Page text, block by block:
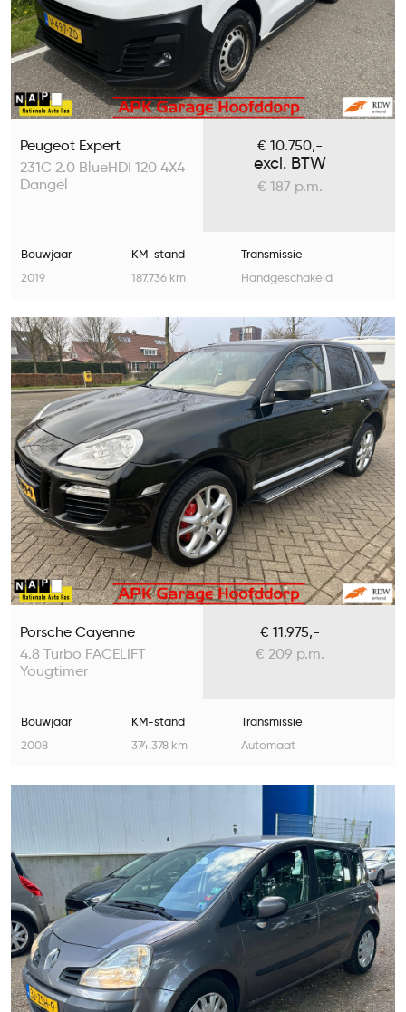
Peugeot Expert
231C 2.0 BlueHDI 120 4X4
Dangel
€ 10.750,-
excl. BTW
€ 187 p.m.
Bouwjaar
2019
KM-stand
187.736 km
Transmissie
Handgeschakeld
Porsche Cayenne
4.8 Turbo FACELIFT
Yougtimer
€ 11.975,-
€ 209 p.m.
Bouwjaar
2008
KM-stand
374.378 km
Transmissie
Automaat